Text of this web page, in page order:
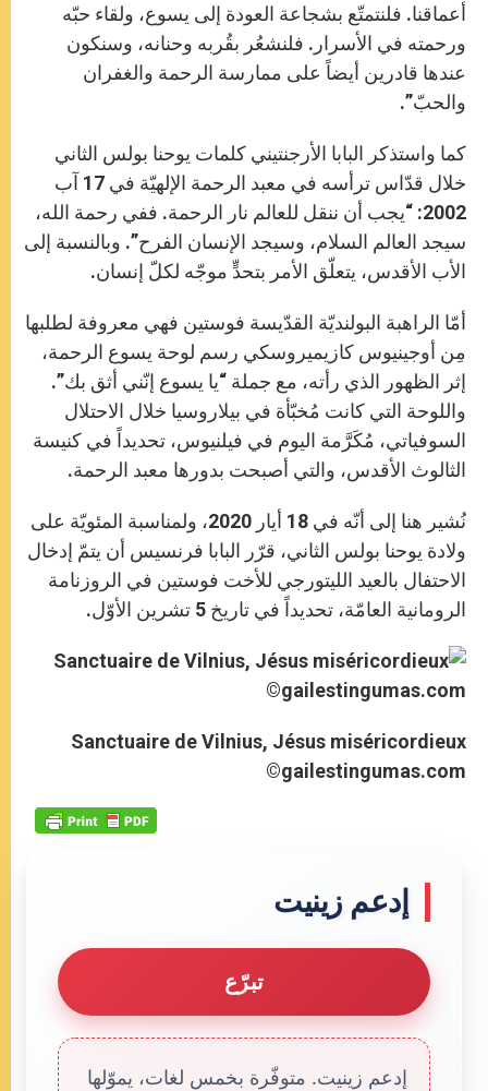
أعماقنا. فلنتمتّع بشجاعة العودة إلى يسوع، ولقاء حبّه
ورحمته في الأسرار. فلنشعُر بقُربه وحنانه، وسنكون
عندها قادرين أيضاً على ممارسة الرحمة والغفران
والحبّ”.
كما واستذكر البابا الأرجنتيني كلمات يوحنا بولس الثاني
خلال قدّاس ترأسه في معبد الرحمة الإلهيّة في 17 آب
2002: “يجب أن ننقل للعالم نار الرحمة. ففي رحمة الله،
سيجد العالم السلام، وسيجد الإنسان الفرح”. وبالنسبة إلى
الأب الأقدس، يتعلّق الأمر بتحدٍّ موجّه لكلّ إنسان.
أمّا الراهبة البولنديّة القدّيسة فوستين فهي معروفة لطلبها
مِن أوجينيوس كازيميروسكي رسم لوحة يسوع الرحمة،
إثر الظهور الذي رأته، مع جملة “يا يسوع إنّني أثق بك”.
واللوحة التي كانت مُخبّأة في بيلاروسيا خلال الاحتلال
السوفياتي، مُكَرَّمة اليوم في فيلنيوس، تحديداً في كنيسة
الثالوث الأقدس، والتي أصبحت بدورها معبد الرحمة.
نُشير هنا إلى أنّه في 18 أيار 2020، ولمناسبة المئويّة على
ولادة يوحنا بولس الثاني، قرّر البابا فرنسيس أن يتمّ إدخال
الاحتفال بالعيد الليتورجي للأخت فوستين في الروزنامة
الرومانية العامّة، تحديداً في تاريخ 5 تشرين الأوّل.
Sanctuaire de Vilnius, Jésus miséricordieux
©gailestingumas.com
إدعم زينيت
تبرّع
إدعم زينيت. متوفّرة بخمس لغات، يموّلها